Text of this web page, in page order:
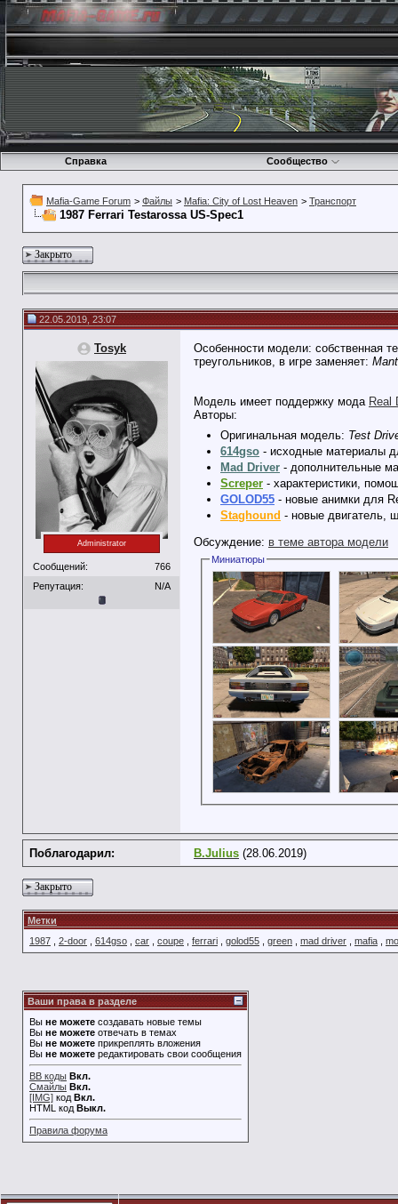
Справка Сообщество
Mafia-Game Forum > Файлы > Mafia: City of Lost Heaven > Транспорт
1987 Ferrari Testarossa US-Spec1
Закрыто
22.05.2019, 23:07
Tosyk
Administrator
Сообщений:
766
Репутация:
N/A
Особенности модели: собственная
треугольников, в игре заменяет:
Модель имеет поддержку мода Real
Авторы:
Оригинальная модель: Test
614gso - исходные материалы
Mad Driver - дополнительные
Screper - характеристики,
GOLOD55 - новые анимки для
Staghound - новые двигатель,
Обсуждение: в теме автора модели
Миниатюры
Поблагодарил: B.Julius (28.06.2019)
Закрыто
Метки
1987
2-door 614gso car coupe ferrari golod55 green mad driver mafia
Ваши права в разделе
Вы не можете создавать новые темы
Вы не можете отвечать в темах
Вы не можете прикреплять вложения
Вы не можете редактировать свои сообщения
BB коды Вкл.
Смайлы Вкл.
[IMG] код Вкл.
HTML код Выкл.
Правила форума